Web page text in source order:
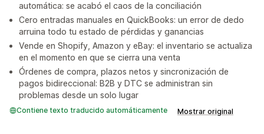
automática: se acabó el caos de la conciliación
Cero entradas manuales en QuickBooks: un error de dedo
arruina todo tu estado de pérdidas y ganancias
Vende en Shopify, Amazon y eBay: el inventario se actualiza
en el momento en que se cierra una venta
Órdenes de compra, plazos netos y sincronización de
pagos bidireccional: B2B y DTC se administran sin
problemas desde un solo lugar
Contiene texto traducido automáticamente Mostrar original